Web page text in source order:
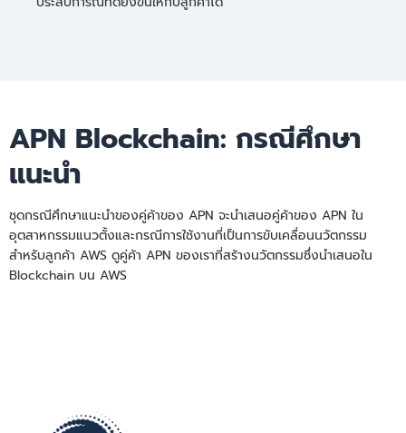
APN Blockchain: กรณีศึกษา
แนะนำ
ชุดกรณีศึกษาแนะนำของคู่ค้าของ APN จะนำเสนอคู่ค้าของ APN ใน
อุตสาหกรรมแนวตั้งและกรณีการใช้งานที่เป็นการขับเคลื่อนนวัตกรรม
สำหรับลูกค้า AWS ดูคู่ค้า APN ของเราที่สร้างนวัตกรรมซึ่งนำเสนอใน
Blockchain บน AWS